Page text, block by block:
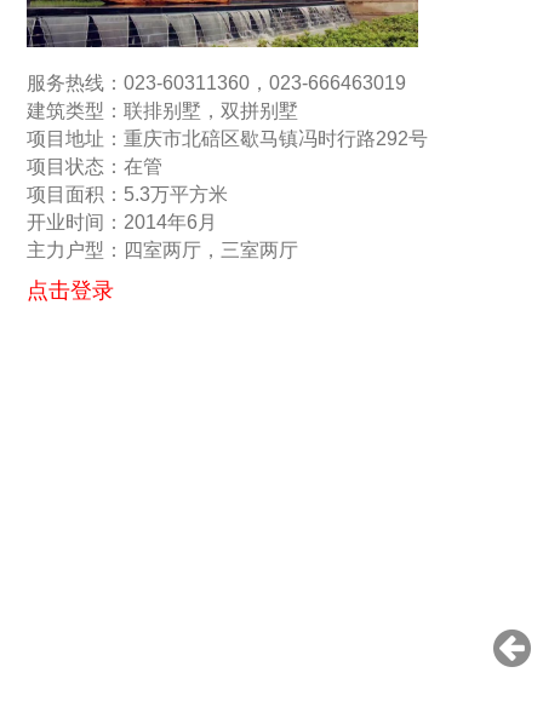
服务热线：023-60311360，023-666463019
建筑类型：联排别墅，双拼别墅
项目地址：重庆市北碚区歇马镇冯时行路292号
项目状态：在管
项目面积：5.3万平方米
开业时间：2014年6月
主力户型：四室两厅，三室两厅
点击登录